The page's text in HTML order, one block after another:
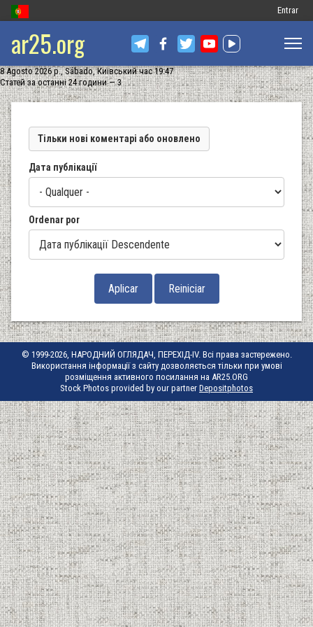
Меню
запису
Entrar
ar25.org
8 Agosto 2026 р., Sábado, Київський час 19:47
Статей за останні 24 години — 3
Тільки нові коментарі або оновлено
Дата публікації
Ordenar por
© 1999-2026, НАРОДНИЙ ОГЛЯДАЧ, ПЕРЕХІД-IV. Всі права застережено.
Використання інформації з сайту дозволяється тільки при умові
розміщення активного посилання на AR25.ORG
Stock Photos provided by our partner Depositphotos